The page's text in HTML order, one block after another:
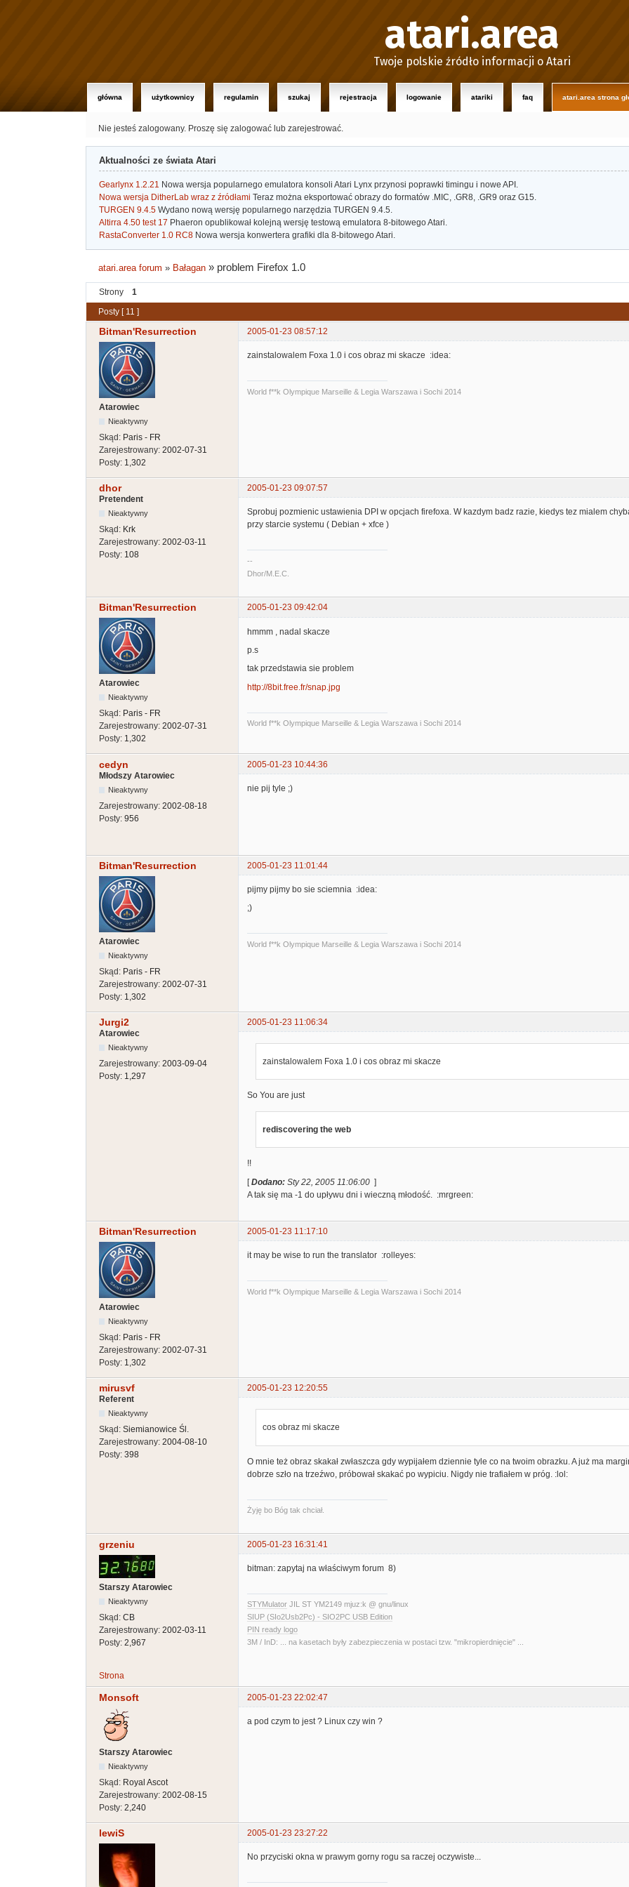
atari.area
Twoje polskie źródło informacji o Atari
główna użytkownicy regulamin szukaj rejestracja logowanie atariki faq atari.area strona
Nie jesteś zalogowany. Proszę się zalogować lub zarejestrować.
Aktualności ze świata Atari
Gearlynx 1.2.21 Nowa wersja popularnego emulatora konsoli Atari Lynx przynosi poprawki timingu i nowe API.
Nowa wersja DitherLab wraz z źródłami Teraz można eksportować obrazy do formatów .MIC, .GR8, .GR9 oraz G15.
TURGEN 9.4.5 Wydano nową wersję popularnego narzędzia TURGEN 9.4.5.
Altirra 4.50 test 17 Phaeron opublikował kolejną wersję testową emulatora 8-bitowego Atari.
RastaConverter 1.0 RC8 Nowa wersja konwertera grafiki dla 8-bitowego Atari.
atari.area forum » Bałagan » problem Firefox 1.0
Strony
1
Posty [ 11 ]
Bitman'Resurrection 2005-01-23 08:57:12
Atarowiec
Nieaktywny
Skąd: Paris - FR
Zarejestrowany: 2002-07-31
Posty: 1,302
zainstalowalem Foxa 1.0 i cos obraz mi skacze :idea:
World f**k Olympique Marseille & Legia Warszawa i Sochi 2014
dhor
2005-01-23 09:07:57
Pretendent
Nieaktywny
Skąd: Krk
Zarejestrowany: 2002-03-11
Posty: 108
Sprobuj pozmienic ustawienia DPI w opcjach firefoxa. W kazdym badz razie, kiedys tez mialem
przy starcie systemu ( Debian + xfce )
--
Dhor/M.E.C.
Bitman'Resurrection 2005-01-23 09:42:04
Atarowiec
Nieaktywny
Skąd: Paris - FR
Zarejestrowany: 2002-07-31
Posty: 1,302
hmmm , nadal skacze
p.s
tak przedstawia sie problem
http://8bit.free.fr/snap.jpg
World f**k Olympique Marseille & Legia Warszawa i Sochi 2014
cedyn
2005-01-23 10:44:36
Młodszy Atarowiec
Nieaktywny
Zarejestrowany: 2002-08-18
Posty: 956
nie pij tyle ;)
Bitman'Resurrection 2005-01-23 11:01:44
Atarowiec
Nieaktywny
Skąd: Paris - FR
Zarejestrowany: 2002-07-31
Posty: 1,302
pijmy pijmy bo sie sciemnia :idea:
;)
World f**k Olympique Marseille & Legia Warszawa i Sochi 2014
Jurgi2
2005-01-23 11:06:34
Atarowiec
Nieaktywny
Zarejestrowany: 2003-09-04
Posty: 1,297
zainstalowalem Foxa 1.0 i cos obraz mi skacze
So You are just
rediscovering the web
!!
[ Dodano: Sty 22, 2005 11:06:00 ]
A tak się ma -1 do upływu dni i wieczną młodość. :mrgreen:
Bitman'Resurrection 2005-01-23 11:17:10
Atarowiec
Nieaktywny
Skąd: Paris - FR
Zarejestrowany: 2002-07-31
Posty: 1,302
it may be wise to run the translator :rolleyes:
World f**k Olympique Marseille & Legia Warszawa i Sochi 2014
mirusvf
2005-01-23 12:20:55
Referent
Nieaktywny
Skąd: Siemianowice Śl.
Zarejestrowany: 2004-08-10
Posty: 398
cos obraz mi skacze
O mnie też obraz skakał zwłaszcza gdy wypijałem dziennie tyle co na twoim obrazku. A już ma
dobrze szło na trzeźwo, próbował skakać po wypiciu. Nigdy nie trafiałem w próg. :lol:
Żyję bo Bóg tak chciał.
grzeniu 2005-01-23 16:31:41
Starszy Atarowiec
Nieaktywny
Skąd: CB
Zarejestrowany: 2002-03-11
Posty: 2,967
bitman: zapytaj na właściwym forum 8)
STYMulator JIL ST YM2149 mjuz:k @ gnu/linux
SIUP (SIo2Usb2Pc) - SIO2PC USB Edition
PIN ready logo
3M / InD: ... na kasetach były zabezpieczenia w postaci tzw. "mikropierdnięcie" ...
Strona
Monsoft 2005-01-23 22:02:47
Starszy Atarowiec
Nieaktywny
Skąd: Royal Ascot
Zarejestrowany: 2002-08-15
Posty: 2,240
a pod czym to jest ? Linux czy win ?
lewiS 2005-01-23 23:27:22
No przyciski okna w prawym gorny rogu sa raczej oczywiste...